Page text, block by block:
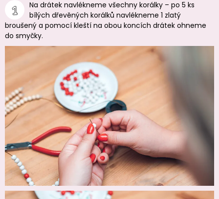
Na drátek navlékneme všechny korálky – po 5 ks
bílých dřevěných korálků navlékneme 1 zlatý
broušený a pomocí kleští na obou koncích drátek ohneme
do smyčky.